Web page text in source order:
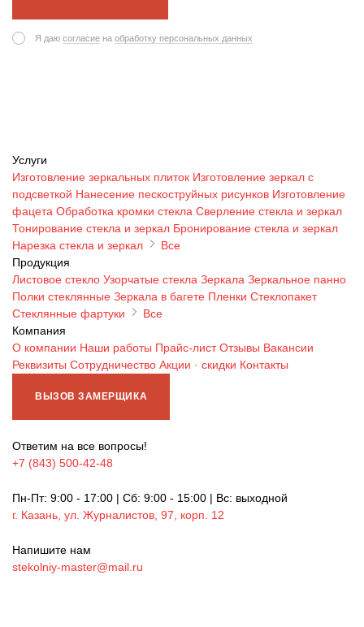
Я даю согласие на обработку персональных данных
Услуги
Изготовление зеркальных плиток Изготовление зеркал с
подсветкой Нанесение пескоструйных рисунков Изготовление
фацета Обработка кромки стекла Сверление стекла и зеркал
Тонирование стекла и зеркал Бронирование стекла и зеркал
Нарезка стекла и зеркал
Все
Продукция
Листовое стекло Узорчатые стекла Зеркала Зеркальное панно
Полки стеклянные Зеркала в багете Пленки Стеклопакет
Стеклянные фартуки
Все
Компания
О компании Наши работы Прайс-лист Отзывы Вакансии
Реквизиты Сотрудничество Акции · скидки Контакты
ВЫЗОВ ЗАМЕРЩИКА
Ответим на все вопросы!
+7 (843) 500-42-48
Пн-Пт: 9:00 - 17:00 | Сб: 9:00 - 15:00 | Вс: выходной
г. Казань, ул. Журналистов, 97, корп. 12
Напишите нам
stekolniy-master@mail.ru